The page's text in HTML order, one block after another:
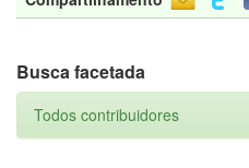
Busca facetada
Todos contribuidores